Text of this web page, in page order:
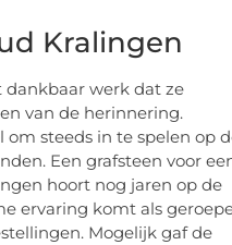
Kralingen
dankbaar werk dat ze
van de herinnering.
steeds in te spelen op
Een grafsteen voor
hoort nog jaren op de
ervaring komt als
Mogelijk gaf de